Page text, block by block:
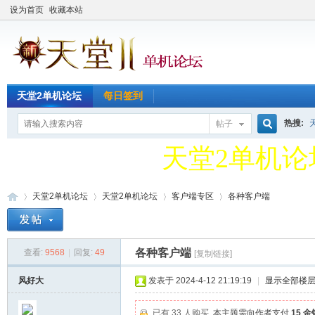
设为首页 收藏本站
天堂2单机论坛 每日签到
帖子
搜
热搜:
天堂2单机
QQ新群
天堂2单机
QQ新群
天堂2单机论坛
›
天堂2单机论坛
›
客户端专区
›
各种客户端
查看: 9568 回复: 49 各种客户端 [复制链接]
风好大 发表于 2024-4-12 21:19:19 显示全部楼层
已有 33 人购买 本主题需向作者支付 15 金